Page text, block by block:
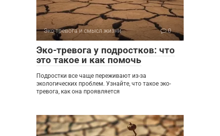
Эко-тревога и смысл жизни 0
Эко-тревога у подростков: что
это такое и как помочь
Подростки все чаще переживают из-за
экологических проблем. Узнайте, что такое эко-
тревога, как она проявляется